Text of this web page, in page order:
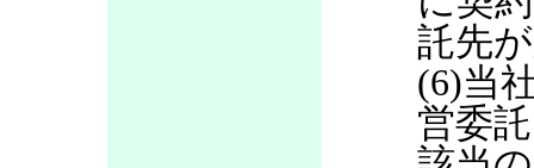
託先
(6)当
営委